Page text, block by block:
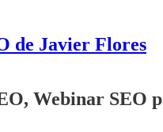
de Javier Flores
Webinar